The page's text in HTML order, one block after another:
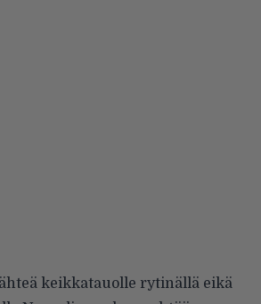
keikkatauolle rytinällä eikä